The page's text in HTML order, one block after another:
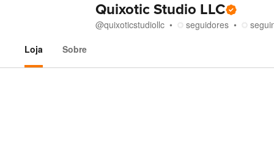
Quixotic Studio LLC
@quixoticstudiollc seguidores
Loja
Sobre